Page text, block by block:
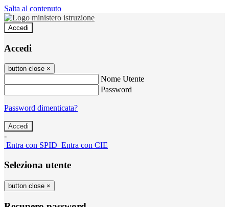
Salta al contenuto
Accedi
Accedi
button close ×
Nome Utente
Password
Password dimenticata?
-
Entra con SPID Entra con CIE
Seleziona utente
button close ×